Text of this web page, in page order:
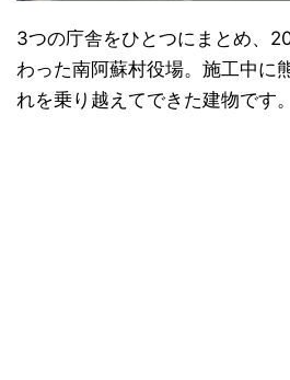
3つの庁舎をひとつにまとめ、
わった南阿蘇村役場。施工中に
れを乗り越えてできた建物です。